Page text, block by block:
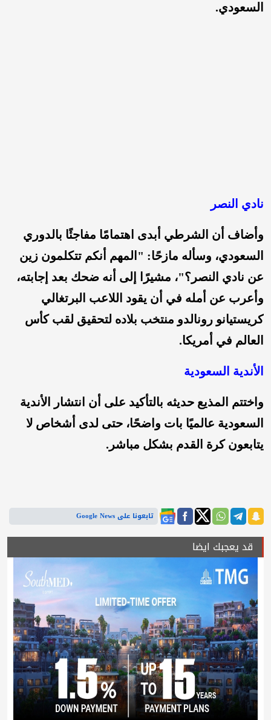
السعودي.
نادي النصر
وأضاف أن الشرطي أبدى اهتمامًا مفاجئًا بالدوري
السعودي، وسأله مازحًا: "المهم أنكم تتكلمون زين
عن نادي النصر؟"، مشيرًا إلى أنه ضحك بعد إجابته،
وأعرب عن أمله في أن يقود اللاعب البرتغالي
كريستيانو رونالدو منتخب بلاده لتحقيق لقب كأس
العالم في أمريكا.
الأندية السعودية
واختتم المذيع حديثه بالتأكيد على أن انتشار الأندية
السعودية عالميًا بات واضحًا، حتى لدى أشخاص لا
يتابعون كرة القدم بشكل مباشر.
تابعونا على Google News
قد يعجبك ايضا